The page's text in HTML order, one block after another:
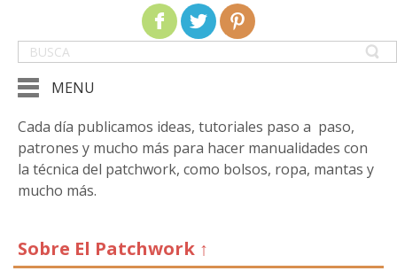
MENU
Cada día publicamos ideas, tutoriales paso a paso,
patrones y mucho más para hacer manualidades con
la técnica del patchwork, como bolsos, ropa, mantas y
mucho más.
Sobre El Patchwork ↑